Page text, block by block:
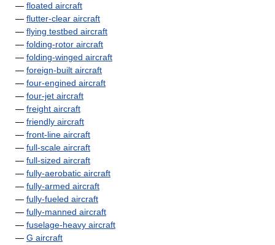
— floated aircraft
— flutter-clear aircraft
— flying testbed aircraft
— folding-rotor aircraft
— folding-winged aircraft
— foreign-built aircraft
— four-engined aircraft
— four-jet aircraft
— freight aircraft
— friendly aircraft
— front-line aircraft
— full-scale aircraft
— full-sized aircraft
— fully-aerobatic aircraft
— fully-armed aircraft
— fully-fueled aircraft
— fully-manned aircraft
— fuselage-heavy aircraft
— G aircraft